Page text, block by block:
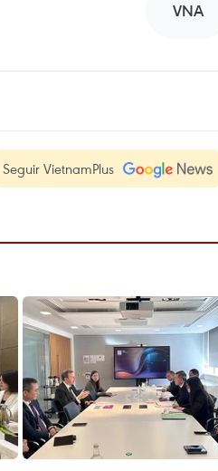
VNA
Seguir VietnamPlus